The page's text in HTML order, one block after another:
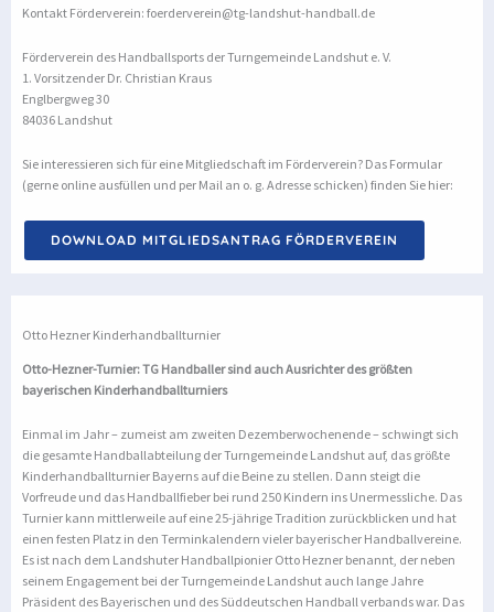
Kontakt Förderverein: foerderverein@tg-landshut-handball.de
Förderverein des Handballsports der Turngemeinde Landshut e. V.
1. Vorsitzender Dr. Christian Kraus
Englbergweg 30
84036 Landshut
Sie interessieren sich für eine Mitgliedschaft im Förderverein? Das Formular
(gerne online ausfüllen und per Mail an o. g. Adresse schicken) finden Sie hier:
DOWNLOAD MITGLIEDSANTRAG FÖRDERVEREIN
Otto Hezner Kinderhandballturnier
Otto-Hezner-Turnier: TG Handballer sind auch Ausrichter des größten
bayerischen Kinderhandballturniers
Einmal im Jahr – zumeist am zweiten Dezemberwochenende – schwingt sich
die gesamte Handballabteilung der Turngemeinde Landshut auf, das größte
Kinderhandballturnier Bayerns auf die Beine zu stellen. Dann steigt die
Vorfreude und das Handballfieber bei rund 250 Kindern ins Unermessliche. Das
Turnier kann mittlerweile auf eine 25-jährige Tradition zurückblicken und hat
einen festen Platz in den Terminkalendern vieler bayerischer Handballvereine.
Es ist nach dem Landshuter Handballpionier Otto Hezner benannt, der neben
seinem Engagement bei der Turngemeinde Landshut auch lange Jahre
Präsident des Bayerischen und des Süddeutschen Handball verbands war. Das